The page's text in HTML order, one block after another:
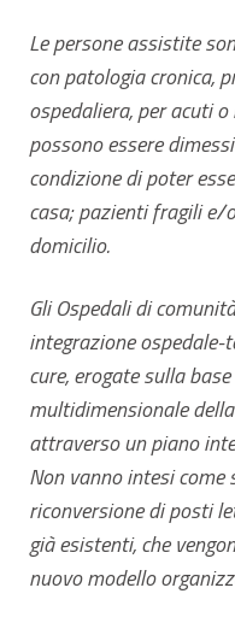
Le persone assistite
con patologia cronica,
ospedaliera, per acuti
possono essere
condizione di poter
casa; pazienti fragili e/
domicilio.
Gli Ospedali di
integrazione
cure, erogate sulla
multidimensionale
attraverso un piano
Non vanno intesi
riconversione di posti
già esistenti, che
nuovo modello